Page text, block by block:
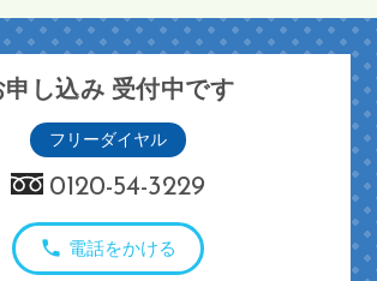
申し込み 受付中です
フリーダイヤル
0120-54-3229
電話をかける